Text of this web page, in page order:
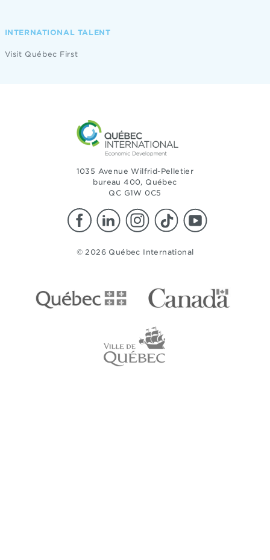
INTERNATIONAL TALENT
Visit Québec First
1035 Avenue Wilfrid-Pelletier
bureau 400, Québec
QC G1W 0C5
© 2026 Québec International